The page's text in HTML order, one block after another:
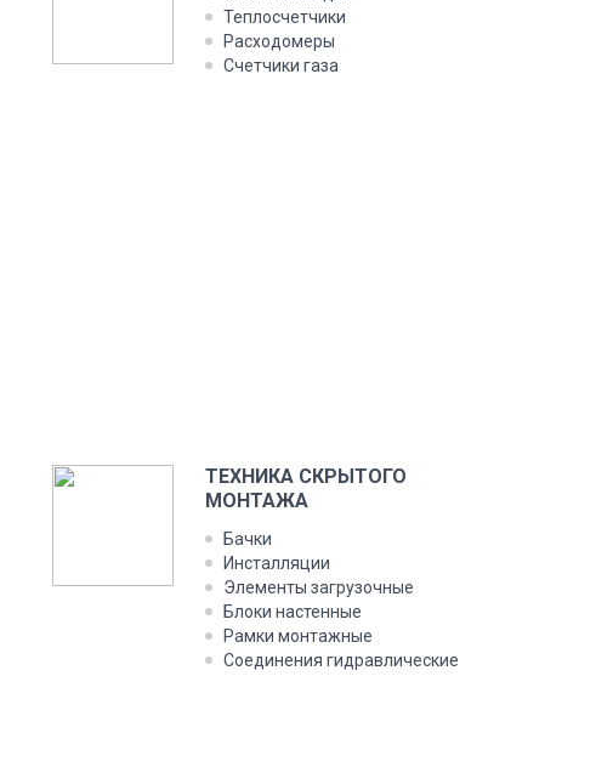
Теплосчетчики
Расходомеры
Счетчики газа
ТЕХНИКА СКРЫТОГО
МОНТАЖА
Бачки
Инсталляции
Элементы загрузочные
Блоки настенные
Рамки монтажные
Соединения гидравлические